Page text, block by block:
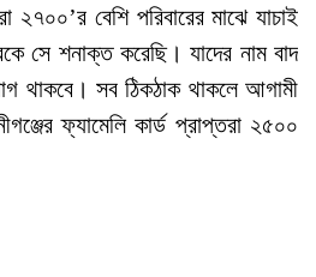
২৭০০’র বেশি পরিবারের মাঝে যাচাই
সে শনাক্ত করেছি। যাদের নাম বাদ
থাকবে। সব ঠিকঠাক থাকলে আগামী
ফ্যামেলি কার্ড প্রাপ্তরা ২৫০০